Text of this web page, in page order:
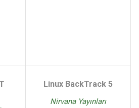
Linux BackTrack 5
Nirvana Yayınları